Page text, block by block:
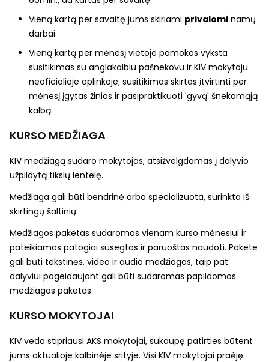
Vieną kartą per savaitę jums skiriami privalomi namų
darbai.
Vieną kartą per mėnesį vietoje pamokos vyksta
susitikimas su anglakalbiu pašnekovu ir KIV mokytoju
neoficialioje aplinkoje; susitikimas skirtas įtvirtinti per
mėnesį įgytas žinias ir pasipraktikuoti 'gyvą' šnekamąją
kalbą.
KURSO MEDŽIAGA
KIV medžiagą sudaro mokytojas, atsižvelgdamas į dalyvio
užpildytą tikslų lentelę.
Medžiaga gali būti bendrinė arba specializuota, surinkta iš
skirtingų šaltinių.
Medžiagos paketas sudaromas vienam kurso mėnesiui ir
pateikiamas patogiai susegtas ir paruoštas naudoti. Pakete
gali būti tekstinės, video ir audio medžiagos, taip pat
dalyviui pageidaujant gali būti sudaromas papildomos
medžiagos paketas.
KURSO MOKYTOJAI
KIV veda stipriausi AKS mokytojai, sukaupę patirties būtent
jums aktualioje kalbinėje srityje. Visi KIV mokytojai praėję